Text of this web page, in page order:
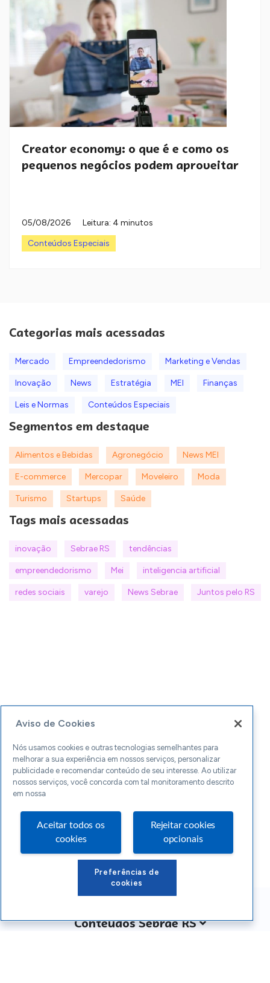
Creator economy: o que é e como os
pequenos negócios podem aproveitar
05/08/2026
Leitura: 4 minutos
Conteúdos Especiais
Categorias mais acessadas
Mercado Empreendedorismo Marketing e Vendas
Inovação News Estratégia MEI Finanças
Leis e Normas Conteúdos Especiais
Segmentos em destaque
Alimentos e Bebidas Agronegócio News MEI
E-commerce Mercopar Moveleiro Moda
Turismo Startups Saúde
Tags mais acessadas
inovação Sebrae RS tendências
empreendedorismo Mei inteligencia artificial
redes sociais varejo News Sebrae Juntos pelo RS
Conteúdos Sebrae RS
Aviso de Cookies
Nós usamos cookies e outras tecnologias semelhantes para
melhorar a sua experiência em nossos serviços, personalizar
publicidade e recomendar conteúdo de seu interesse. Ao utilizar
nossos serviços, você concorda com tal monitoramento descrito
em nossa
Aceitar todos os
cookies
Rejeitar cookies
opcionais
Preferências de
cookies